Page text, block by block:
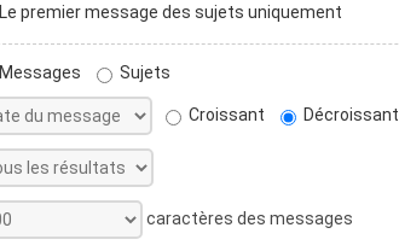
Le premier message des sujets uniquement
Messages
Sujets
Croissant Décroissant
caractères des messages